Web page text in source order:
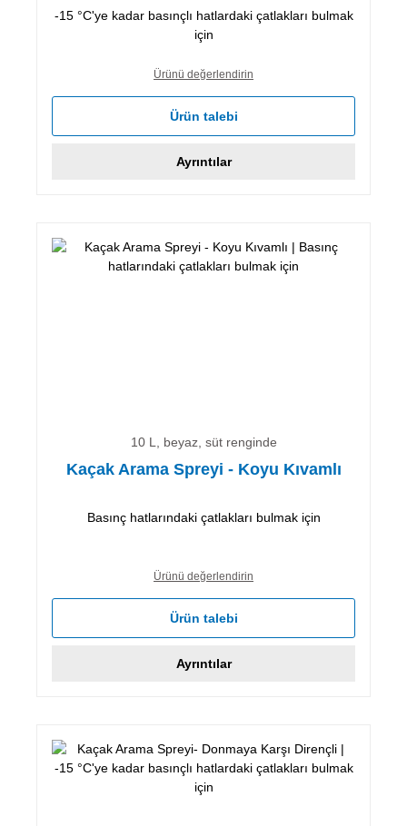
-15 °C'ye kadar basınçlı hatlardaki çatlakları bulmak
için
Ürünü değerlendirin
Ürün talebi
Ayrıntılar
10 L, beyaz, süt renginde
Kaçak Arama Spreyi - Koyu Kıvamlı
Basınç hatlarındaki çatlakları bulmak için
Ürünü değerlendirin
Ürün talebi
Ayrıntılar